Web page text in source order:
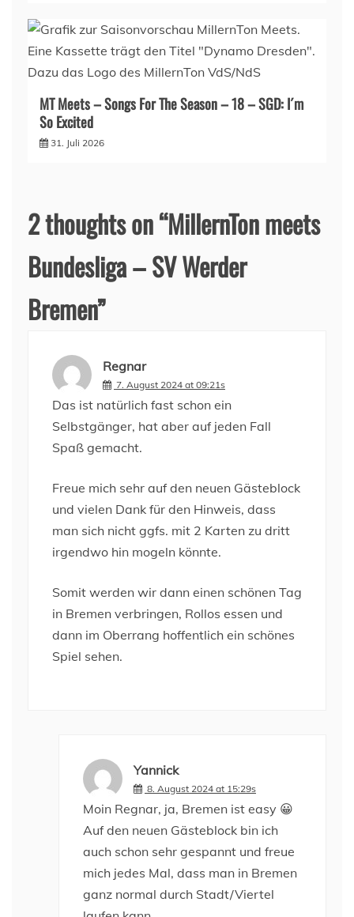
MT Meets – Songs For The Season – 18 – SGD: I´m
So Excited
31. Juli 2026
2 thoughts on “MillernTon meets
Bundesliga – SV Werder
Bremen”
Regnar
7. August 2024 at 09:21s
Das ist natürlich fast schon ein
Selbstgänger, hat aber auf jeden Fall
Spaß gemacht.
Freue mich sehr auf den neuen Gästeblock
und vielen Dank für den Hinweis, dass
man sich nicht ggfs. mit 2 Karten zu dritt
irgendwo hin mogeln könnte.
Somit werden wir dann einen schönen Tag
in Bremen verbringen, Rollos essen und
dann im Oberrang hoffentlich ein schönes
Spiel sehen.
Yannick
8. August 2024 at 15:29s
Moin Regnar, ja, Bremen ist easy 😀
Auf den neuen Gästeblock bin ich
auch schon sehr gespannt und freue
mich jedes Mal, dass man in Bremen
ganz normal durch Stadt/Viertel